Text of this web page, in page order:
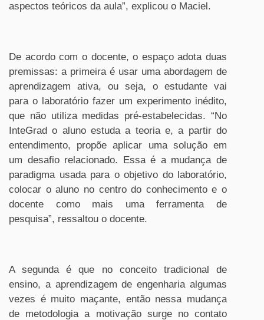
aspectos teóricos da aula”, explicou o Maciel.
De acordo com o docente, o espaço adota duas
premissas: a primeira é usar uma abordagem de
aprendizagem ativa, ou seja, o estudante vai
para o laboratório fazer um experimento inédito,
que não utiliza medidas pré-estabelecidas. “No
InteGrad o aluno estuda a teoria e, a partir do
entendimento, propõe aplicar uma solução em
um desafio relacionado. Essa é a mudança de
paradigma usada para o objetivo do laboratório,
colocar o aluno no centro do conhecimento e o
docente como mais uma ferramenta de
pesquisa”, ressaltou o docente.
A segunda é que no conceito tradicional de
ensino, a aprendizagem de engenharia algumas
vezes é muito maçante, então nessa mudança
de metodologia a motivação surge no contato